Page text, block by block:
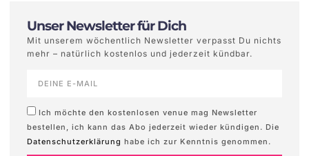
Unser Newsletter für Dich
Mit unserem wöchentlich Newsletter verpasst Du nichts
mehr – natürlich kostenlos und jederzeit kündbar.
Ich möchte den kostenlosen venue mag Newsletter
bestellen, ich kann das Abo jederzeit wieder kündigen. Die
Datenschutzerklärung habe ich zur Kenntnis genommen.